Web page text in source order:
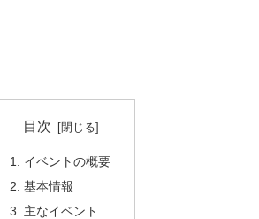
目次
イベントの概要
基本情報
主なイベント